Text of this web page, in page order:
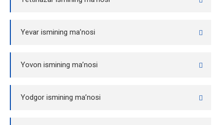
Yevar ismining ma’nosi
Yovon ismining ma’nosi
Yodgor ismining ma’nosi